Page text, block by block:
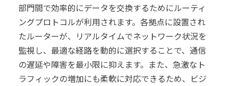
部門間で効率的にデータを交換するためにルーティ
ングプロトコルが利用されます。各拠点に設置され
たルーターが、リアルタイムでネットワーク状況を
監視し、最適な経路を動的に選択することで、通信
の遅延や障害を最小限に抑えます。また、急激なト
ラフィックの増加にも柔軟に対応できるため、ビジ